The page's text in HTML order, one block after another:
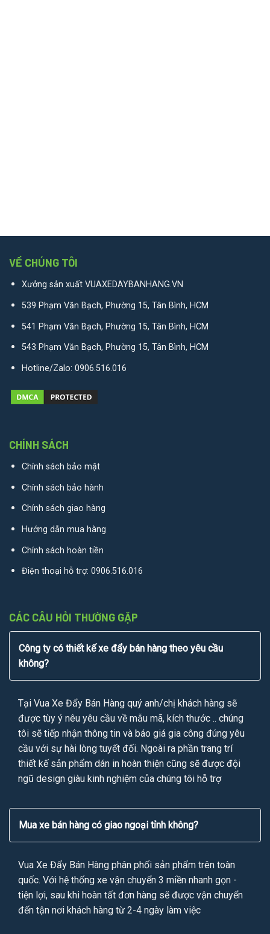
VỀ CHÚNG TÔI
Xưởng sản xuất VUAXEDAYBANHANG.VN
539 Phạm Văn Bạch, Phường 15, Tân Bình, HCM
541 Phạm Văn Bạch, Phường 15, Tân Bình, HCM
543 Phạm Văn Bạch, Phường 15, Tân Bình, HCM
Hotline/Zalo: 0906.516.016
CHÍNH SÁCH
Chính sách bảo mật
Chính sách bảo hành
Chính sách giao hàng
Hướng dẫn mua hàng
Chính sách hoàn tiền
Điện thoại hỗ trợ: 0906.516.016
CÁC CÂU HỎI THƯỜNG GẶP
Công ty có thiết kế xe đẩy bán hàng theo yêu cầu
không?
Tại Vua Xe Đẩy Bán Hàng quý anh/chị khách hàng sẽ
được tùy ý nêu yêu cầu về mẫu mã, kích thước .. chúng
tôi sẽ tiếp nhận thông tin và báo giá gia công đúng yêu
cầu với sự hài lòng tuyết đối. Ngoài ra phần trang trí
thiết kế sản phẩm dán in hoàn thiện cũng sẽ được đội
ngũ design giàu kinh nghiệm của chúng tôi hỗ trợ
Mua xe bán hàng có giao ngoại tỉnh không?
Vua Xe Đẩy Bán Hàng phân phối sản phẩm trên toàn
quốc. Với hệ thống xe vận chuyển 3 miền nhanh gọn -
tiện lợi, sau khi hoàn tất đơn hàng sẽ được vận chuyển
đến tận nơi khách hàng từ 2-4 ngày làm việc